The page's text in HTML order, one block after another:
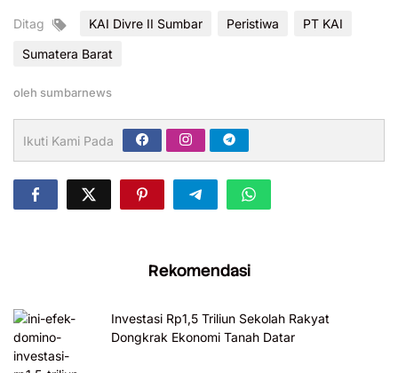
Ditag KAI Divre II Sumbar Peristiwa
PT KAI
Sumatera Barat
oleh sumbarnews
Ikuti Kami Pada
Rekomendasi
Investasi Rp1,5 Triliun Sekolah Rakyat
Dongkrak Ekonomi Tanah Datar